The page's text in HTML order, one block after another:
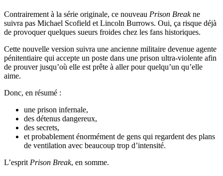
Contrairement à la série originale, ce nouveau Prison Breakne
suivra pas Michael Scofield et Lincoln Burrows. Oui, ça risque déjà
de provoquer quelques sueurs froides chez les fans historiques.
Cette nouvelle version suivra une ancienne militaire devenue agente
pénitentiaire qui accepte un poste dans une prison ultra-violente afin
de prouver jusqu’où elle est prête à aller pour quelqu’un qu’elle
aime.
Donc, en résumé :
une prison infernale,
des détenus dangereux,
des secrets,
et probablement énormément de gens qui regardent des plans
de ventilation avec beaucoup trop d’intensité.
L’esprit Prison Break, en somme.